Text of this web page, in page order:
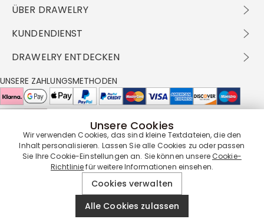
ÜBER DRAWELRY
Über Uns
DBG
FAQ
Cookie-Richtlinie
KUNDENDIENST
Versandbedingungen
Rückgabe & Umtausch
Pflegehinweis
DRAWELRY ENTDECKEN
Großhandelsangebot
Drawelry Prime
Bonusprogramm
UNSERE ZAHLUNGSMETHODEN
UNSERE LIEFERPARTNER
UNSERE SERVICEGARANTIE
Unsere Cookies
Wir verwenden Cookies, das sind kleine Textdateien, die den
Inhalt personalisieren. Lassen Sie alle Cookies zu oder passen
Sie Ihre Cookie-Einstellungen an. Sie können unsereCookie-
Richtliniefür weitere Informationen einsehen.
Cookies verwalten
Alle Cookies zulassen